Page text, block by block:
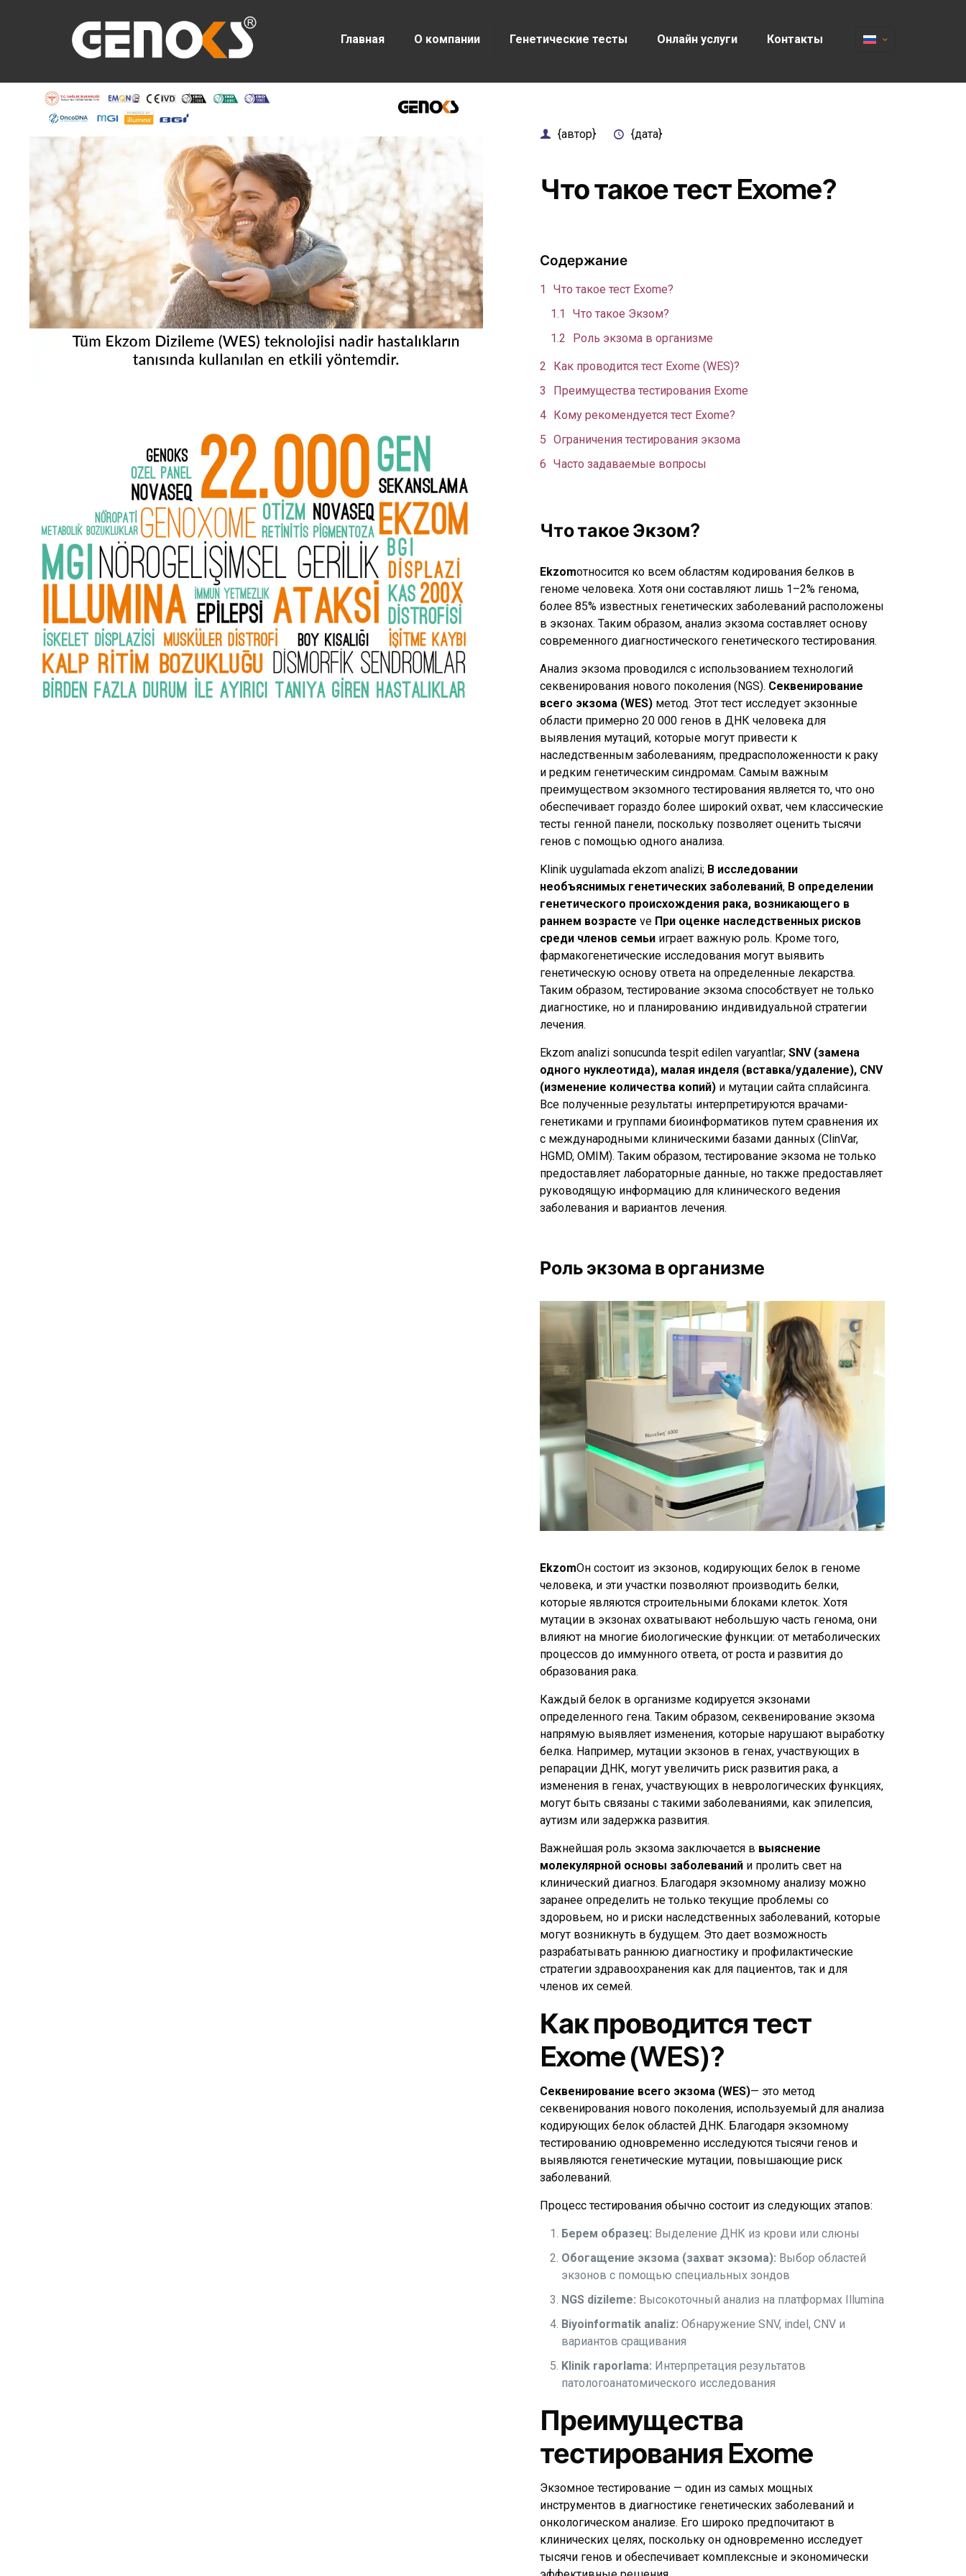
Главная О компании Генетические тесты Онлайн услуги Контакты
{автор} {дата}
Что такое тест Exome?
Содержание
Что такое тест Exome?
Что такое Экзом?
Роль экзома в организме
Как проводится тест Exome (WES)?
Преимущества тестирования Exome
Кому рекомендуется тест Exome?
Ограничения тестирования экзома
Часто задаваемые вопросы
Что такое Экзом?
Ekzomотносится ко всем областям кодирования белков в
геноме человека. Хотя они составляют лишь 1–2% генома,
более 85% известных генетических заболеваний расположены
в экзонах. Таким образом, анализ экзома составляет основу
современного диагностического генетического тестирования.
Анализ экзома проводился с использованием технологий
секвенирования нового поколения (NGS). Секвенирование
всего экзома (WES) метод. Этот тест исследует экзонные
области примерно 20 000 генов в ДНК человека для
выявления мутаций, которые могут привести к
наследственным заболеваниям, предрасположенности к раку
и редким генетическим синдромам. Самым важным
преимуществом экзомного тестирования является то, что оно
обеспечивает гораздо более широкий охват, чем классические
тесты генной панели, поскольку позволяет оценить тысячи
генов с помощью одного анализа.
Klinik uygulamada ekzom analizi; В исследовании
необъяснимых генетических заболеваний, В определении
генетического происхождения рака, возникающего в
раннем возрасте ve При оценке наследственных рисков
среди членов семьи играет важную роль. Кроме того,
фармакогенетические исследования могут выявить
генетическую основу ответа на определенные лекарства.
Таким образом, тестирование экзома способствует не только
диагностике, но и планированию индивидуальной стратегии
лечения.
Ekzom analizi sonucunda tespit edilen varyantlar;SNV (замена
одного нуклеотида), малая инделя (вставка/удаление), CNV
(изменение количества копий) и мутации сайта сплайсинга.
Все полученные результаты интерпретируются врачами-
генетиками и группами биоинформатиков путем сравнения их
с международными клиническими базами данных (ClinVar,
HGMD, OMIM). Таким образом, тестирование экзома не только
предоставляет лабораторные данные, но также предоставляет
руководящую информацию для клинического ведения
заболевания и вариантов лечения.
Роль экзома в организме
EkzomОн состоит из экзонов, кодирующих белок в геноме
человека, и эти участки позволяют производить белки,
которые являются строительными блоками клеток. Хотя
мутации в экзонах охватывают небольшую часть генома, они
влияют на многие биологические функции: от метаболических
процессов до иммунного ответа, от роста и развития до
образования рака.
Каждый белок в организме кодируется экзонами
определенного гена. Таким образом, секвенирование экзома
напрямую выявляет изменения, которые нарушают выработку
белка. Например, мутации экзонов в генах, участвующих в
репарации ДНК, могут увеличить риск развития рака, а
изменения в генах, участвующих в неврологических функциях,
могут быть связаны с такими заболеваниями, как эпилепсия,
аутизм или задержка развития.
Важнейшая роль экзома заключается в выяснение
молекулярной основы заболеваний и пролить свет на
клинический диагноз. Благодаря экзомному анализу можно
заранее определить не только текущие проблемы со
здоровьем, но и риски наследственных заболеваний, которые
могут возникнуть в будущем. Это дает возможность
разрабатывать раннюю диагностику и профилактические
стратегии здравоохранения как для пациентов, так и для
членов их семей.
Как проводится тест
Exome (WES)?
Секвенирование всего экзома (WES)— это метод
секвенирования нового поколения, используемый для анализа
кодирующих белок областей ДНК. Благодаря экзомному
тестированию одновременно исследуются тысячи генов и
выявляются генетические мутации, повышающие риск
заболеваний.
Процесс тестирования обычно состоит из следующих этапов:
Берем образец: Выделение ДНК из крови или слюны
Обогащение экзома (захват экзома): Выбор областей
экзонов с помощью специальных зондов
NGS dizileme: Высокоточный анализ на платформах Illumina
Biyoinformatik analiz: Обнаружение SNV, indel, CNV и
вариантов сращивания
Klinik raporlama: Интерпретация результатов
патологоанатомического исследования
Преимущества
тестирования Exome
Экзомное тестирование — один из самых мощных
инструментов в диагностике генетических заболеваний и
онкологическом анализе. Его широко предпочитают в
клинических целях, поскольку он одновременно исследует
тысячи генов и обеспечивает комплексные и экономически